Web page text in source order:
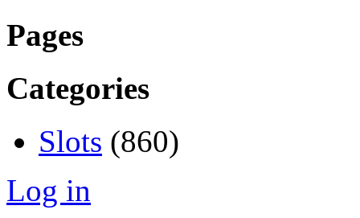
Pages
Categories
Slots (860)
Log in